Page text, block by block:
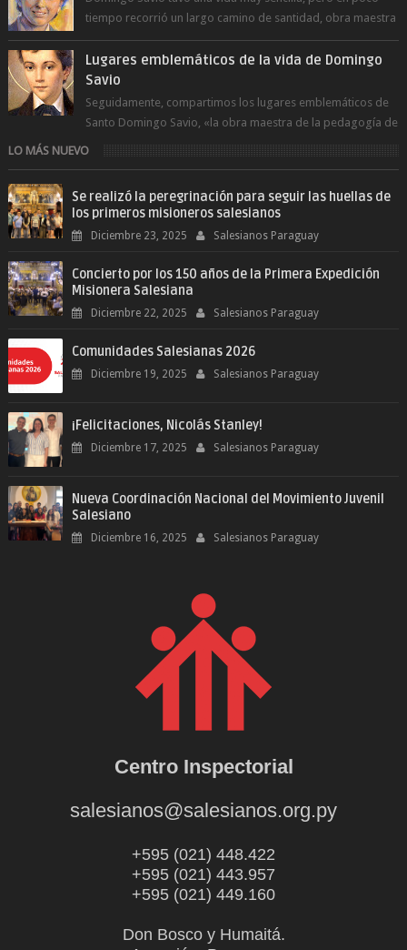
tiempo recorrió un largo camino de santidad, obra maestra
del Espíritu Santo y fr...
Lugares emblemáticos de la vida de Domingo
Savio
Seguidamente, compartimos los lugares emblemáticos de
Santo Domingo Savio, «la obra maestra de la pedagogía de
Don Bosco». San Giovann...
LO MÁS NUEVO
Se realizó la peregrinación para seguir las huellas de
los primeros misioneros salesianos
Diciembre 23, 2025 Salesianos Paraguay
Concierto por los 150 años de la Primera Expedición
Misionera Salesiana
Diciembre 22, 2025 Salesianos Paraguay
Comunidades Salesianas 2026
Diciembre 19, 2025 Salesianos Paraguay
¡Felicitaciones, Nicolás Stanley!
Diciembre 17, 2025 Salesianos Paraguay
Nueva Coordinación Nacional del Movimiento Juvenil
Salesiano
Diciembre 16, 2025 Salesianos Paraguay
Centro Inspectorial
salesianos@salesianos.org.py
+595 (021) 448.422
+595 (021) 443.957
+595 (021) 449.160
Don Bosco y Humaitá.